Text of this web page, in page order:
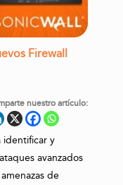
Firewall
nuestro artículo:
identificar y
avanzados
de